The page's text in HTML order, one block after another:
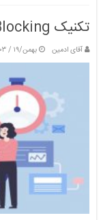
تکنیک Time Blocking
آقای ادمین بهمن/۱۹ / ۱۴۰۳